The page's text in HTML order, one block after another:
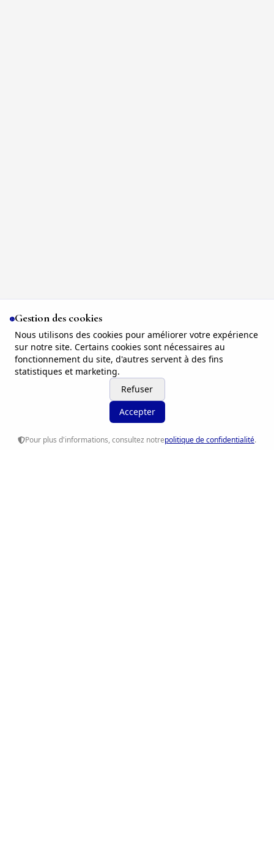
Gestion des cookies
Nous utilisons des cookies pour améliorer votre expérience
sur notre site. Certains cookies sont nécessaires au
fonctionnement du site, d'autres servent à des fins
statistiques et marketing.
Refuser
Accepter
Pour plus d'informations, consultez notrepolitique de confidentialité.